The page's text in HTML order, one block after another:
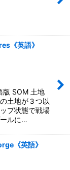
《英語》
版 SOM 土地
土地が３つ以
プ状態で戦場
ルに…
《英語》